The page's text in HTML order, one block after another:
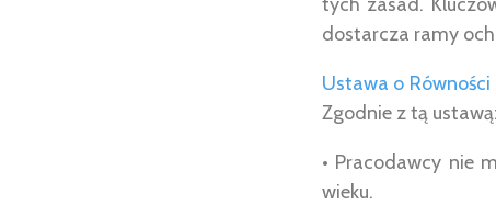
dostarcza ramy
Ustawa o
Zgodnie z tą ustawą:
• Pracodawcy nie
wieku.